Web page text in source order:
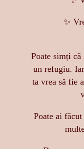
✨
Poate simți
un refugiu.
ta vrea să fie
Poate ai